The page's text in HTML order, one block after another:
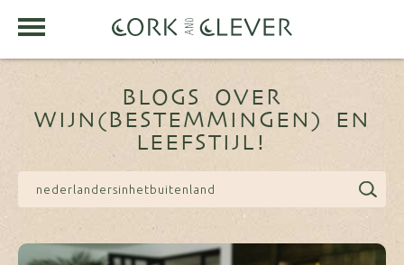
BLOGS OVER
WIJN(BESTEMMINGEN) EN
LEEFSTIJL!